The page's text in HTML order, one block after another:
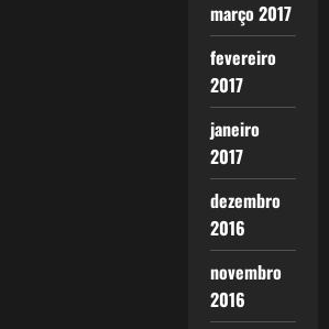
março 2017
fevereiro
2017
janeiro
2017
dezembro
2016
novembro
2016